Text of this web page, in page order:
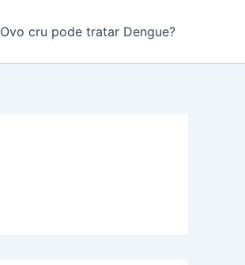
Ovo cru pode tratar Dengue?